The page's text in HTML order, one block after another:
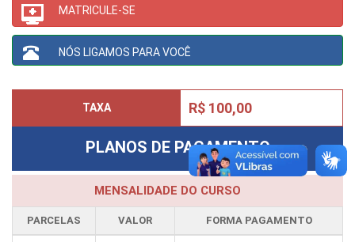
MATRICULE-SE
NÓS LIGAMOS PARA VOCÊ
TAXA R$ 100,00
PLANOS DE PAGAMENTO
MENSALIDADE DO CURSO
PARCELAS VALOR FORMA PAGAMENTO